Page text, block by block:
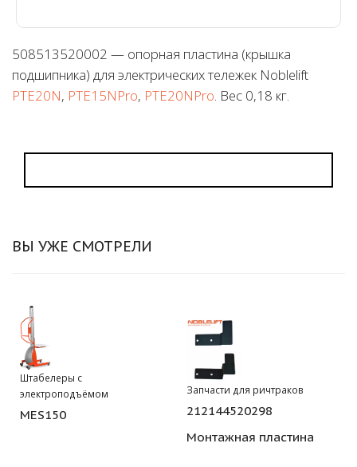
508513520002 — опорная пластина (крышка
подшипника) для электрических тележек Noblelift
PTE20N, PTE15NPro, PTE20NPro. Вес 0,18 кг.
ВЫ УЖЕ СМОТРЕЛИ
Штабелеры с
электроподъёмом
MES150
Запчасти для ричтраков
212144520298
Монтажная пластина